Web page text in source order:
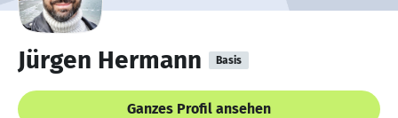
Jürgen Hermann Basis
Ganzes Profil ansehen